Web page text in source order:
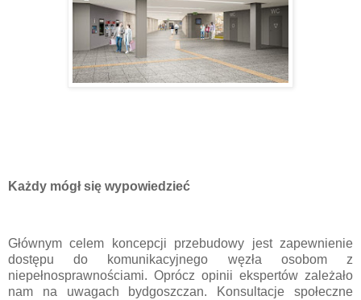
Każdy mógł się wypowiedzieć
Głównym celem koncepcji przebudowy jest zapewnienie
dostępu do komunikacyjnego węzła osobom z
niepełnosprawnościami. Oprócz opinii ekspertów zależało
nam na uwagach bydgoszczan. Konsultacje społeczne